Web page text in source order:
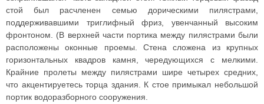
стой был расчленен семью дорическими пилястрами,
поддерживавшими триглифный фриз, увенчанный высоким
фронтоном. (В верхней части портика между пилястрами были
расположены оконные проемы. Стена сложена из крупных
горизонтальных квадров камня, чередующихся с мелкими.
Крайние пролеты между пилястрами шире четырех средних,
что акцентируетесь торца здания. К стое примыкал небольшой
портик водоразборного сооружения.